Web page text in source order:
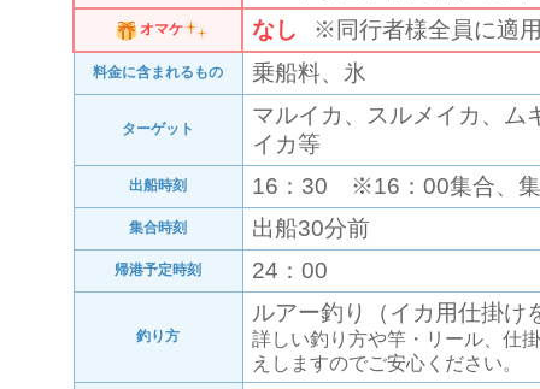
オマケ なし ※同行者様全員に適
料金に含まれるもの 乗船料、氷
ターゲット
マルイカ、スルメイカ、ム
イカ等
出船時刻 16：30 ※16：00集合、集
集合時刻 出船30分前
帰港予定時刻 24：00
釣り方
ルアー釣り（イカ用仕掛け
詳しい釣り方や竿・リール、仕
えしますのでご安心ください。